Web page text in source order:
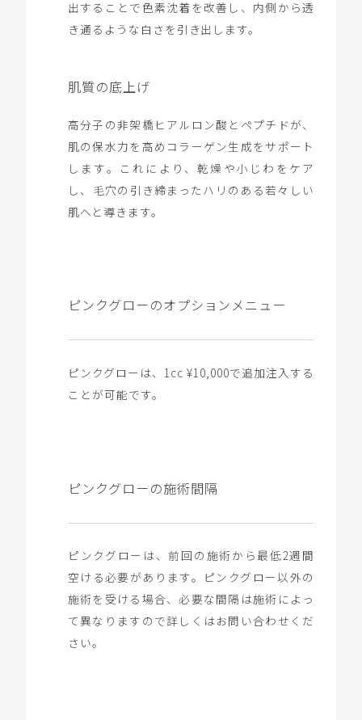
出することで色素沈着を改善し、内側から透
き通るような白さを引き出します。
肌質の底上げ
高分子の非架橋ヒアルロン酸とペプチドが、
肌の保水力を高めコラーゲン生成をサポート
します。これにより、乾燥や小じわをケア
し、毛穴の引き締まったハリのある若々しい
肌へと導きます。
ピンクグローのオプションメニュー
ピンクグローは、1cc ¥10,000で追加注入する
ことが可能です。
ピンクグローの施術間隔
ピンクグローは、前回の施術から最低2週間
空ける必要があります。ピンクグロー以外の
施術を受ける場合、必要な間隔は施術によっ
て異なりますので詳しくはお問い合わせくだ
さい。